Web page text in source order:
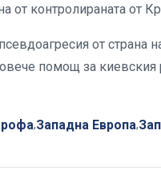
от контролираната от
от страна
помощ за
,Западна Европа,